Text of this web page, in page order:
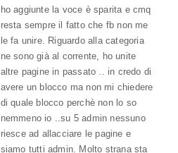
ho aggiunte la voce è sparita e cmq
resta sempre il fatto che fb non me
le fa unire. Riguardo alla categoria
ne sono già al corrente, ho unite
altre pagine in passato .. in credo di
avere un blocco ma non mi chiedere
di quale blocco perchè non lo so
nemmeno io ..su 5 admin nessuno
riesce ad allacciare le pagine e
siamo tutti admin. Molto strana sta